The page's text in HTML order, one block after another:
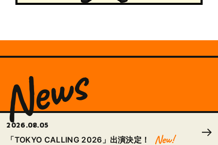
2026.08.05
「TOKYO CALLING 2026」出演決定！